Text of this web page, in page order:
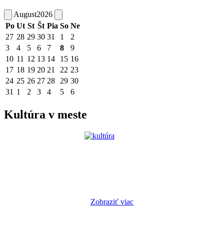
August2026
Po Ut St Št Pia So Ne
27 28 29 30 31 1
2
3
4 5 6 7 8
9
10 11 12 13 14 15 16
17 18 19 20 21 22 23
24 25 26 27 28 29 30
31 1 2 3 4 5 6
Kultúra v meste
Zobraziť viac